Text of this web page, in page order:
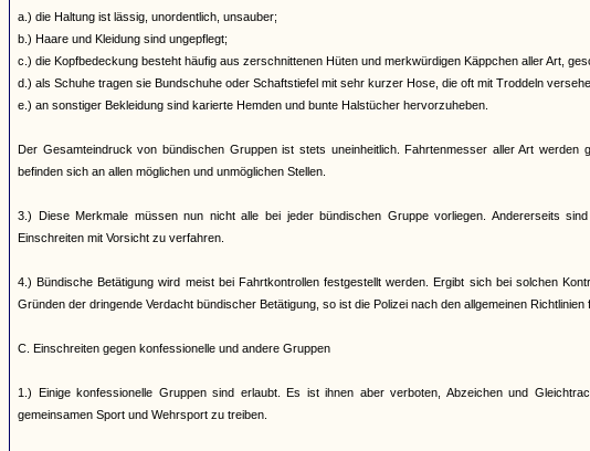
a.) die Haltung ist lässig, unordentlich, unsauber;
b.) Haare und Kleidung sind ungepflegt;
c.) die Kopfbedeckung besteht häufig aus zerschnittenen Hüten und merkwürdigen Käppchen aller Art,
d.) als Schuhe tragen sie Bundschuhe oder Schaftstiefel mit sehr kurzer Hose, die oft mit Troddeln
e.) an sonstiger Bekleidung sind karierte Hemden und bunte Halstücher hervorzuheben.
Der Gesamteindruck von bündischen Gruppen ist stets uneinheitlich. Fahrtenmesser aller Art
befinden sich an allen möglichen und unmöglichen Stellen.
3.) Diese Merkmale müssen nun nicht alle bei jeder bündischen Gruppe vorliegen. Andererseits
Einschreiten mit Vorsicht zu verfahren.
4.) Bündische Betätigung wird meist bei Fahrtkontrollen festgestellt werden. Ergibt sich bei solchen
Gründen der dringende Verdacht bündischer Betätigung, so ist die Polizei nach den allgemeinen
C. Einschreiten gegen konfessionelle und andere Gruppen
1.) Einige konfessionelle Gruppen sind erlaubt. Es ist ihnen aber verboten, Abzeichen und
gemeinsamen Sport und Wehrsport zu treiben.